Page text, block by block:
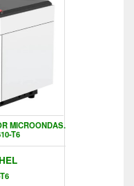
MICROONDAS.
T6